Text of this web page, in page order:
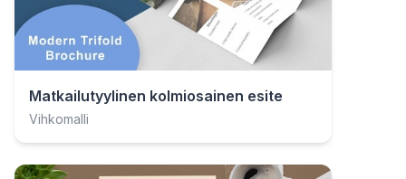
Matkailutyylinen kolmiosainen esite
Vihkomalli